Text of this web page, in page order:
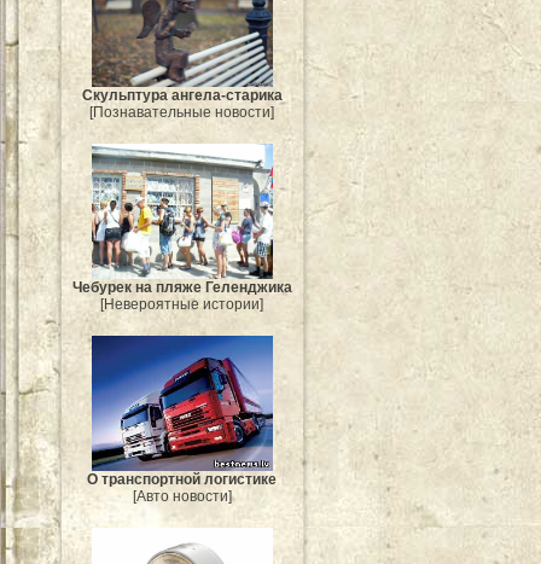
Скульптура ангела-старика
[Познавательные новости]
Чебурек на пляже Геленджика
[Невероятные истории]
О транспортной логистике
[Авто новости]